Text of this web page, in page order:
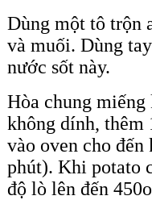
Dùng một tô trộn
và muối. Dùng
nước sốt này.
Hòa chung
không dính, thêm
vào oven cho
phút). Khi potato
độ lò lên đến